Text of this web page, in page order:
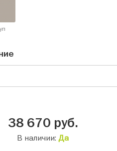
38 670 руб.
В наличии: Да